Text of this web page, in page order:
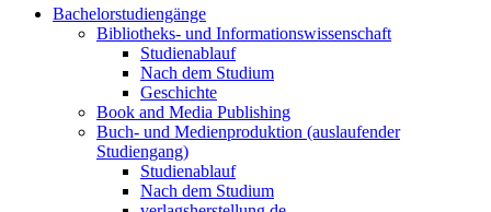
Bachelorstudiengänge
Bibliotheks- und Informationswissenschaft
Studienablauf
Nach dem Studium
Geschichte
Book and Media Publishing
Buch- und Medienproduktion (auslaufender
Studiengang)
Studienablauf
Nach dem Studium